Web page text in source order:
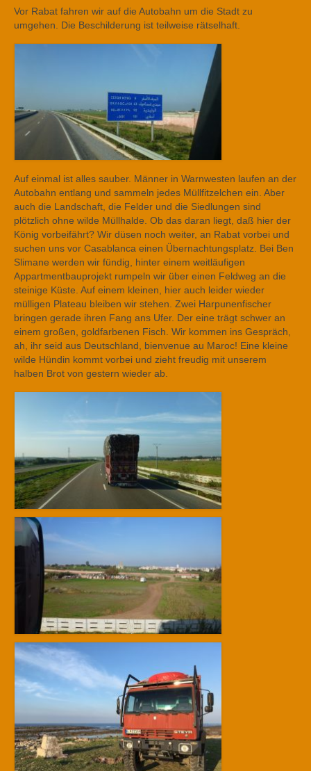
Vor Rabat fahren wir auf die Autobahn um die Stadt zu
umgehen. Die Beschilderung ist teilweise rätselhaft.
Auf einmal ist alles sauber. Männer in Warnwesten laufen an der
Autobahn entlang und sammeln jedes Müllfitzelchen ein. Aber
auch die Landschaft, die Felder und die Siedlungen sind
plötzlich ohne wilde Müllhalde. Ob das daran liegt, daß hier der
König vorbeifährt? Wir düsen noch weiter, an Rabat vorbei und
suchen uns vor Casablanca einen Übernachtungsplatz. Bei Ben
Slimane werden wir fündig, hinter einem weitläufigen
Appartmentbauprojekt rumpeln wir über einen Feldweg an die
steinige Küste. Auf einem kleinen, hier auch leider wieder
mülligen Plateau bleiben wir stehen. Zwei Harpunenfischer
bringen gerade ihren Fang ans Ufer. Der eine trägt schwer an
einem großen, goldfarbenen Fisch. Wir kommen ins Gespräch,
ah, ihr seid aus Deutschland, bienvenue au Maroc! Eine kleine
wilde Hündin kommt vorbei und zieht freudig mit unserem
halben Brot von gestern wieder ab.